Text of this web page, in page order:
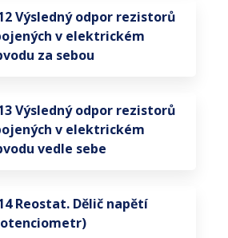
Výsledný odpor rezistorů
v elektrickém
za sebou
Výsledný odpor rezistorů
v elektrickém
vedle sebe
Reostat. Dělič napětí